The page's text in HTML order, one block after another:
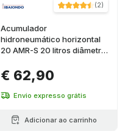
(2)
Acumulador
hidroneumático horizontal
20 AMR-S 20 litros diâmetro
€ 62,90
Envio expresso grátis
Adicionar ao carrinho